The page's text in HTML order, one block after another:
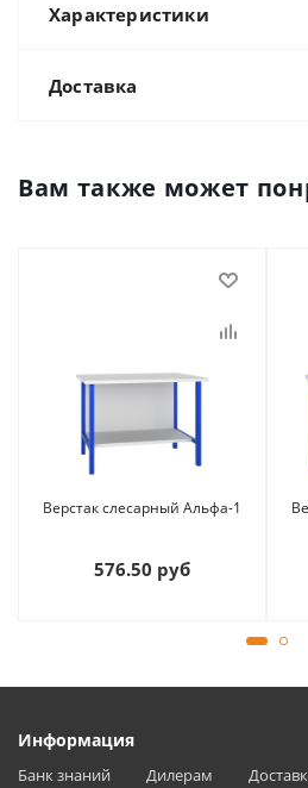
Характеристики
Доставка
Вам также может
Верстак слесарный Альфа-1
576.50 руб
Информация
Банк знаний Дилерам